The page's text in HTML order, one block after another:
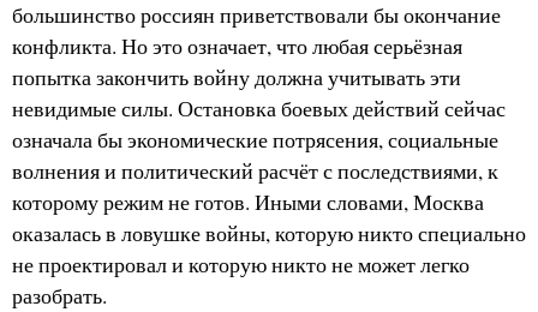
большинство россиян приветствовали бы окончание
конфликта. Но это означает, что любая серьёзная
попытка закончить войну должна учитывать эти
невидимые силы. Остановка боевых действий сейчас
означала бы экономические потрясения, социальные
волнения и политический расчёт с последствиями, к
которому режим не готов. Иными словами, Москва
оказалась в ловушке войны, которую никто специально
не проектировал и которую никто не может легко
разобрать.